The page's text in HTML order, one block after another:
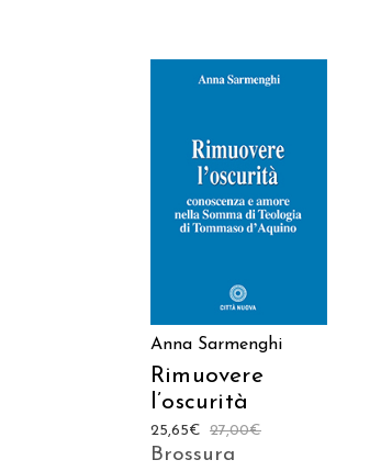
AGGIUNGI AL
CARRELLO
Anna Sarmenghi
Rimuovere
l’oscurità
27,00€
25,65€
Brossura